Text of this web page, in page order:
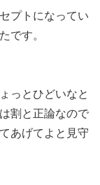
プトになってい
です。
っとひどいなと
割と正論なので
あげてよと見守